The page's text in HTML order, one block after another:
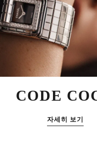
CODE
자세히 보기